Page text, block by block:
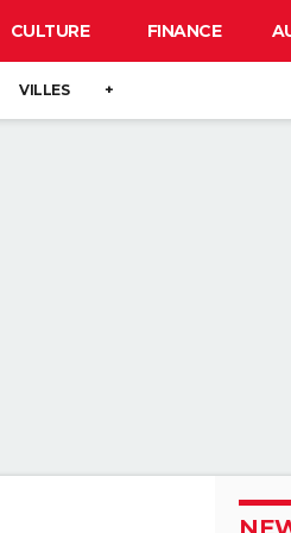
CULTURE FINANCE
VILLES +